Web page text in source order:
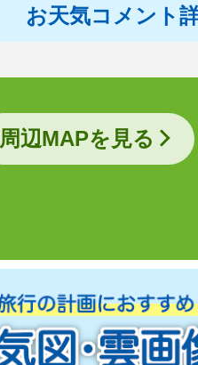
お天気コメント
周辺MAPを見る